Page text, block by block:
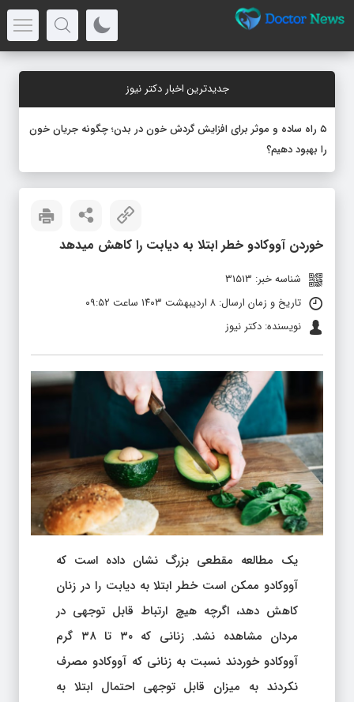
جدیدترین اخبار دکتر نیوز
۵ راه ساده و موثر برای افزایش گردش خون در بدن؛ چگونه جریان خون
را بهبود دهیم؟
خوردن آووکادو خطر ابتلا به دیابت را کاهش میدهد
شناسه خبر: 31513
تاریخ و زمان ارسال: ۸ اردیبهشت ۱۴۰۳ ساعت ۰۹:۵۲
نویسنده: دکتر نیوز
یک مطالعه مقطعی بزرگ نشان داده است که
آووکادو ممکن است خطر ابتلا به دیابت را در زنان
کاهش دهد، اگرچه هیچ ارتباط قابل توجهی در
مردان مشاهده نشد. زنانی که ۳۰ تا ۳۸ گرم
آووکادو خوردند نسبت به زنانی که آووکادو مصرف
نکردند به میزان قابل توجهی احتمال ابتلا به